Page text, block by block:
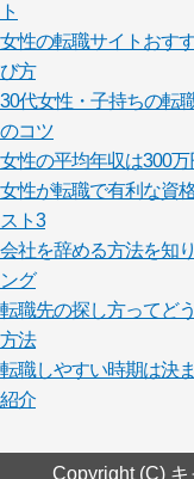
ト
女性の転職サイトおす
び方
30代女性・子持ちの転
のコツ
女性の平均年収は300
女性が転職で有利な資
スト3
会社を辞める方法を知
ング
転職先の探し方ってど
方法
転職しやすい時期は決
紹介
Copyright (C)